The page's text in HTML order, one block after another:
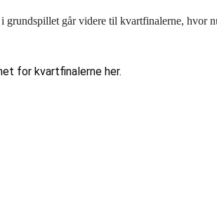
går videre til kvartfinalerne, hvor
for kvartfinalerne her.